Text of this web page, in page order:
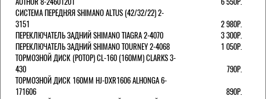
СИСТЕМА ПЕРЕДНЯЯ SHIMANO ALTUS (42/32/22) 2-
3151
2 980Р.
ПЕРЕКЛЮЧАТЕЛЬ ЗАДНИЙ SHIMANO TIAGRA 2-4070
3 300Р.
ПЕРЕКЛЮЧАТЕЛЬ ЗАДНИЙ SHIMANO TOURNEY 2-4068
1 050Р.
ТОРМОЗНОЙ ДИСК (РОТОР) CL-160 (160ММ) CLARKS 3-
430
790Р.
ТОРМОЗНОЙ ДИСК 160ММ HJ-DXR1606 ALHONGA 6-
171606
890Р.